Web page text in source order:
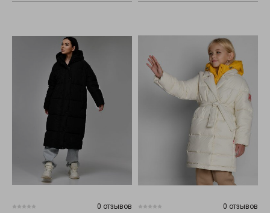
0 отзывов 0 отзывов